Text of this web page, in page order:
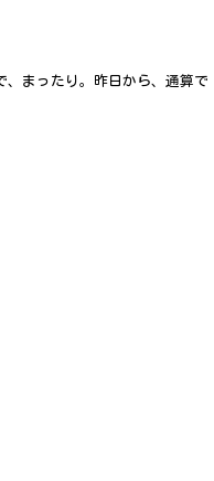
、まったり。昨日から、通算で